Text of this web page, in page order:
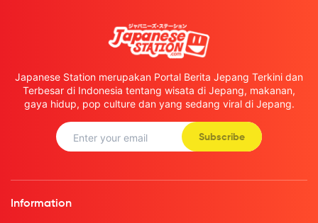
Japanese Station merupakan Portal Berita Jepang Terkini dan
Terbesar di Indonesia tentang wisata di Jepang, makanan,
gaya hidup, pop culture dan yang sedang viral di Jepang.
Subscribe
Information